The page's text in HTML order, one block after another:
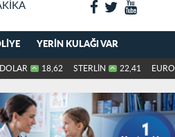
YERIN KULAĞI VAR
DOLAR 18,62 STERLİN 22,41 EURO